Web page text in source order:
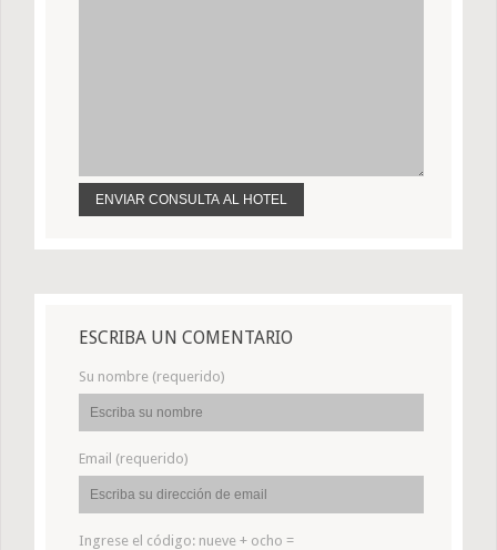
ESCRIBA UN COMENTARIO
Su nombre (requerido)
Email (requerido)
Ingrese el código: nueve + ocho =